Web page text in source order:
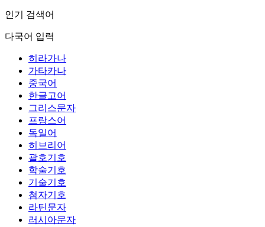
인기 검색어
다국어 입력
히라가나
가타카나
중국어
한글고어
그리스문자
프랑스어
독일어
히브리어
괄호기호
학술기호
기술기호
첨자기호
라틴문자
러시아문자